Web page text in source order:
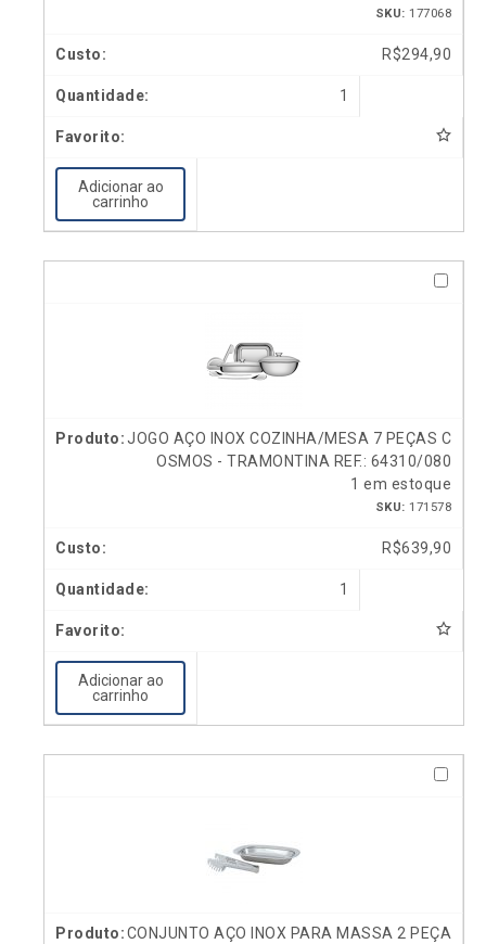
SKU: 177068
R$294,90
1
Adicionar ao
carrinho
JOGO AÇO INOX COZINHA/MESA 7 PEÇAS C
OSMOS - TRAMONTINA REF.: 64310/080
1 em estoque
SKU: 171578
R$639,90
1
Adicionar ao
carrinho
CONJUNTO AÇO INOX PARA MASSA 2 PEÇA